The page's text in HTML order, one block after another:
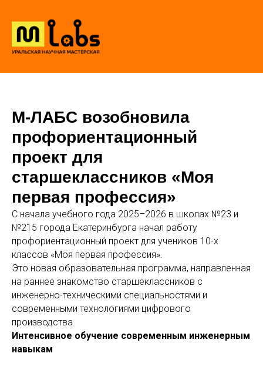
М-ЛАБС возобновила
профориентационный
проект для
старшеклассников «Моя
первая профессия»
С начала учебного года 2025–2026 в школах №23 и
№215 города Екатеринбурга начал работу
профориентационный проект для учеников 10-х
классов «Моя первая профессия».
Это новая образовательная программа, направленная
на раннее знакомство старшеклассников с
инженерно-техническими специальностями и
современными технологиями цифрового
производства.
Интенсивное обучение современным инженерным
навыкам